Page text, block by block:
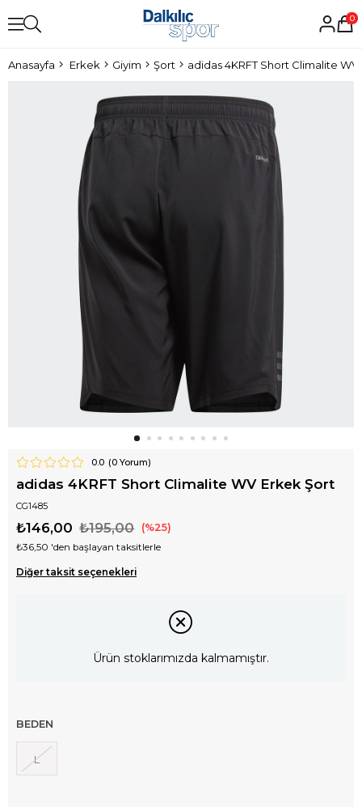
0
Anasayfa Erkek Giyim Şort adidas 4KRFT Short Climalite
0.0 (0Yorum)
adidas 4KRFT Short Climalite WV Erkek Şort
CG1485
₺195,00
₺146,00 25
₺36,50 'den başlayan taksitlerle
Diğer taksit seçenekleri
Ürün stoklarımızda kalmamıştır.
BEDEN
L